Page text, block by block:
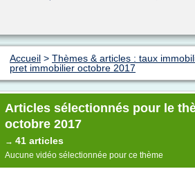
Accueil > Thèmes & articles : taux
pret immobilier octobre 2017
Articles sélectionnés pour le
octobre 2017
→ 41 articles
Aucune vidéo sélectionnée pour ce thème